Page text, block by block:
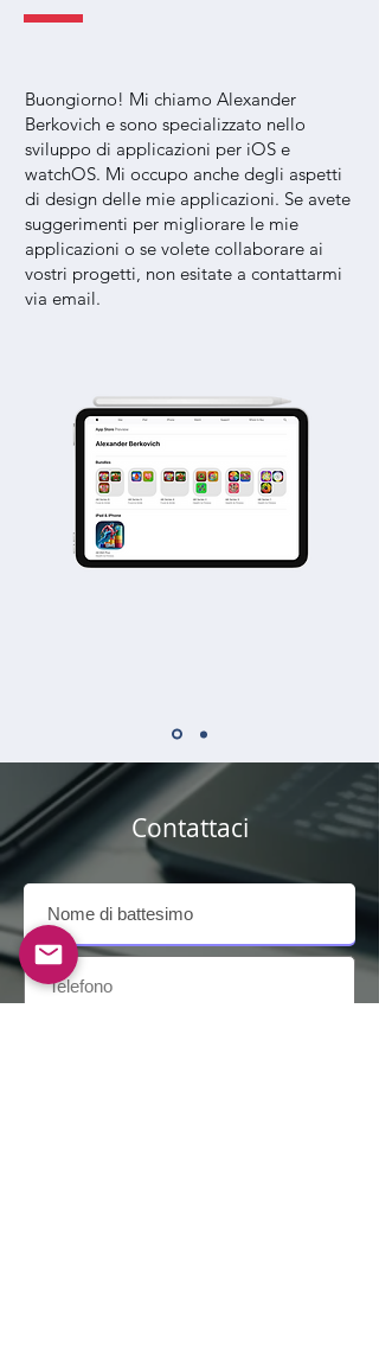
Buongiorno! Mi chiamo Alexander
Berkovich e sono specializzato nello
sviluppo di applicazioni per iOS e
watchOS. Mi occupo anche degli aspetti
di design delle mie applicazioni. Se avete
suggerimenti per migliorare le mie
applicazioni o se volete collaborare ai
vostri progetti, non esitate a contattarmi
via email.
Contattaci